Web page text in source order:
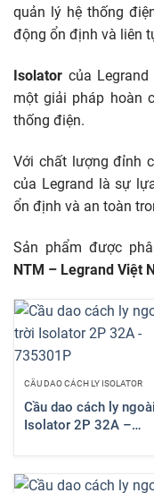
quản lý hệ thống
động ổn định và liên
Isolator của
một giải pháp hoàn
thống điện.
Với chất lượng đỉnh
của Legrand là sự
ổn định và an toàn
Sản phẩm được
NTM – Legrand Việt
CẦU DAO CÁCH LY ISOLATOR
Cầu dao cách ly
Isolator 2P 32A –